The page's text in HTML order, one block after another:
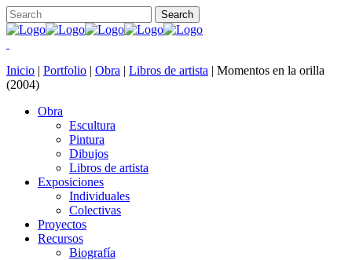
Inicio | Portfolio | Obra | Libros de artista | Momentos en la orilla
(2004)
Obra
Escultura
Pintura
Dibujos
Libros de artista
Exposiciones
Individuales
Colectivas
Proyectos
Recursos
Biografía